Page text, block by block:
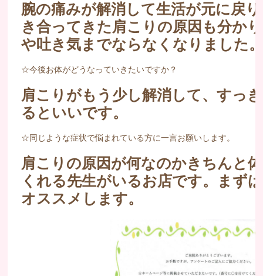
腕の痛みが解消して生活が元に戻
き合ってきた肩こりの原因も分か
や吐き気までならなくなりました
☆今後お体がどうなっていきたいですか？
肩こりがもう少し解消して、すっ
るといいです。
☆同じような症状で悩まれている方に一言お願いします。
肩こりの原因が何なのかきちんと
くれる先生がいるお店です。まず
オススメします。